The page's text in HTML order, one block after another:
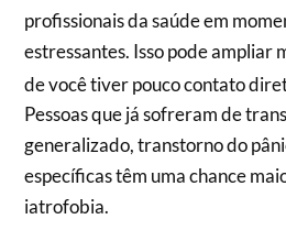
profissionais da saúde em
estressantes. Isso pode ampliar
de você tiver pouco contato
Pessoas que já sofreram de
generalizado, transtorno do
específicas têm uma chance
iatrofobia.